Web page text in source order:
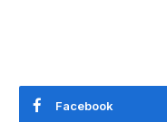
Facebook